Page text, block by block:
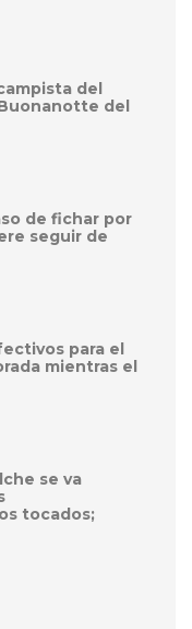
del
del
de fichar por
seguir de
para el
mientras el
se va
tocados;